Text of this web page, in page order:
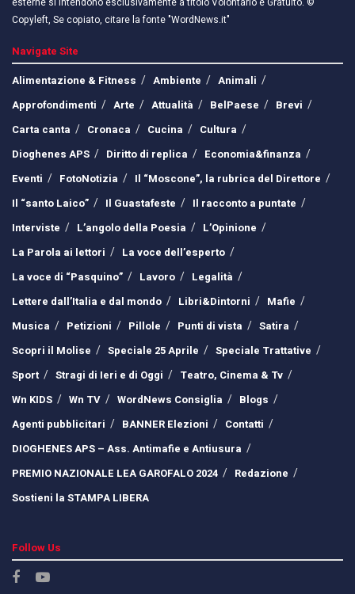
Copyleft, Se copiato, citare la fonte "WordNews.it"
Navigate Site
Alimentazione & Fitness
Ambiente
Animali
Approfondimenti
Arte Attualità BelPaese
Brevi
Carta canta
Cronaca Cucina
Cultura
Dioghenes APS
Diritto di replica
Economia&finanza
Eventi
FotoNotizia
Il “Moscone”, la rubrica del Direttore
Il “santo Laico”
Il Guastafeste
Il racconto a puntate
Interviste
L’angolo della Poesia
L’Opinione
La Parola ai lettori
La voce dell’esperto
La voce di “Pasquino”
Lavoro
Legalità
Lettere dall’Italia e dal mondo
Libri&Dintorni
Mafie
Musica
Petizioni Pillole Punti di vista
Satira
Scopri il Molise
Speciale 25 Aprile
Speciale Trattative
Sport
Stragi di Ieri e di Oggi
Teatro, Cinema & Tv
Wn KIDS
Wn TV WordNews Consiglia
Blogs
Agenti pubblicitari
BANNER Elezioni
Contatti
DIOGHENES APS – Ass. Antimafie e Antiusura
PREMIO NAZIONALE LEA GAROFALO 2024
Redazione
Sostieni la STAMPA LIBERA
Follow Us